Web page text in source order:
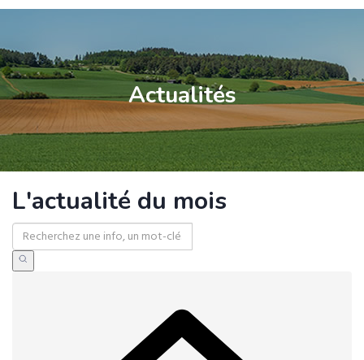
Actualités
L'actualité du mois